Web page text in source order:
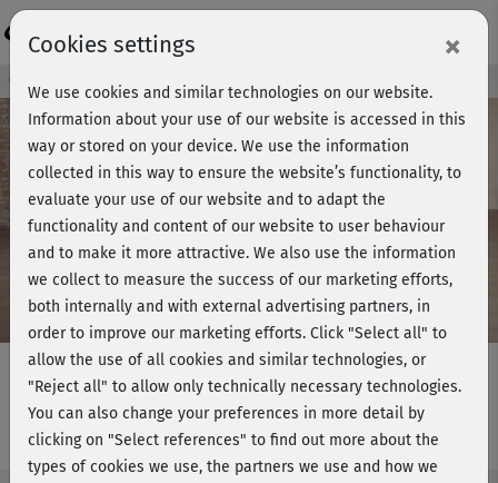
Play
Video
Course preview - join now!
Power Flow
Cookies settings ×
We use cookies and similar technologies on our website.
Information about your use of our website is accessed in this
way or stored on your device. We use the information
collected in this way to ensure the website’s functionality, to
evaluate your use of our website and to adapt the
functionality and content of our website to user behaviour
and to make it more attractive. We also use the information
we collect to measure the success of our marketing efforts,
both internally and with external advertising partners, in
order to improve our marketing efforts. Click "Select all" to
allow the use of all cookies and similar technologies, or
"Reject all" to allow only technically necessary technologies.
You can also change your preferences in more detail by
clicking on "Select references" to find out more about the
types of cookies we use, the partners we use and how we